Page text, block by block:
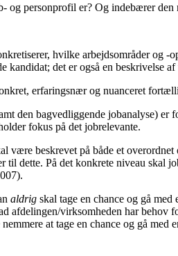
og personprofil er? Og indebærer den
hvilke arbejdsområder og -
kandidat; det er også en beskrivelse
erfaringsnær og nuanceret
den bagvedliggende jobanalyse)
fokus på det jobrelevante.
være beskrevet på både et
til dette. På det konkrete niveau skal
aldrig skal tage en chance og gå
afdelingen/virksomheden har
at tage en chance og gå